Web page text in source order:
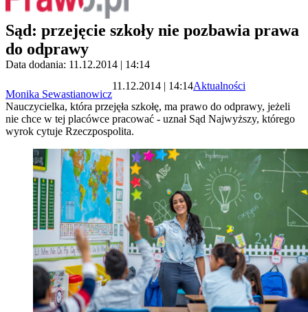
Sąd: przejęcie szkoły nie pozbawia prawa
do odprawy
Data dodania: 11.12.2014 | 14:14
Monika Sewastianowicz
11.12.2014 | 14:14Aktualności
Nauczycielka, która przejęła szkołę, ma prawo do odprawy, jeżeli
nie chce w tej placówce pracować - uznał Sąd Najwyższy, którego
wyrok cytuje Rzeczpospolita.